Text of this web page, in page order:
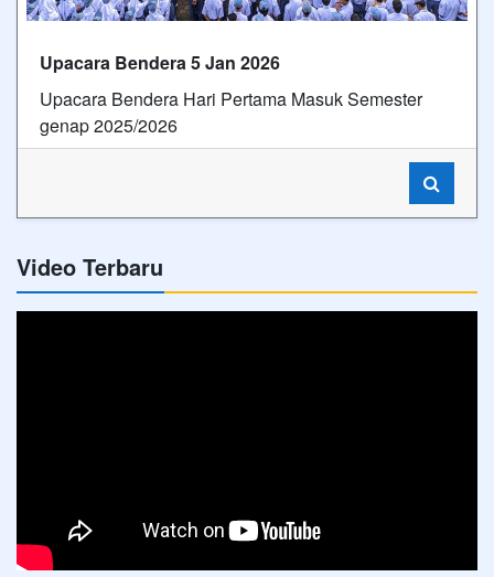
Upacara Bendera 5 Jan 2026
Upacara Bendera Hari Pertama Masuk Semester
genap 2025/2026
Video Terbaru